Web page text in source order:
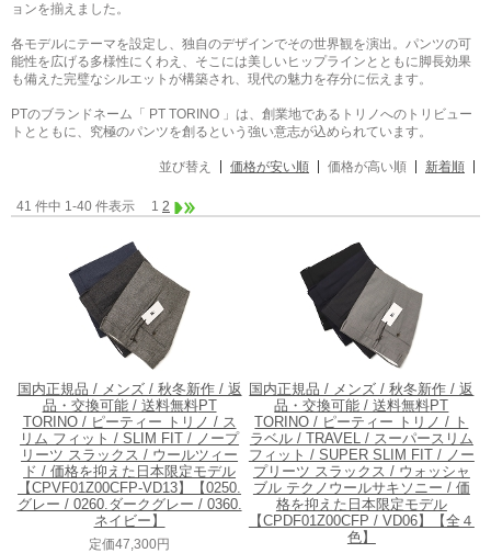
ョンを揃えました。
各モデルにテーマを設定し、独自のデザインでその世界観を演出。パンツの可
能性を広げる多様性にくわえ、そこには美しいヒップラインとともに脚長効果
も備えた完璧なシルエットが構築され、現代の魅力を存分に伝えます。
PTのブランドネーム「 PT TORINO 」は、創業地であるトリノへのトリビュー
トとともに、究極のパンツを創るという強い意志が込められています。
並び替え 価格が安い順 価格が高い順 新着順
41 件中 1-40 件表示 1 2
国内正規品 / メンズ / 秋冬新作 / 返
品・交換可能 / 送料無料PT
TORINO / ピーティー トリノ / ス
リム フィット / SLIM FIT / ノープ
リーツ スラックス / ウールツィー
ド / 価格を抑えた日本限定モデル
【CPVF01Z00CFP-VD13】【0250.
グレー / 0260.ダークグレー / 0360.
ネイビー】
定価47,300円
国内正規品 / メンズ / 秋冬新作 / 返
品・交換可能 / 送料無料PT
TORINO / ピーティー トリノ / ト
ラベル / TRAVEL / スーパースリム
フィット / SUPER SLIM FIT / ノー
プリーツ スラックス / ウォッシャ
ブル テクノウールサキソニー / 価
格を抑えた日本限定モデル
【CPDF01Z00CFP / VD06】【全４
色】